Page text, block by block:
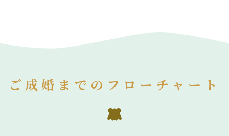
ご成婚までのフローチャート